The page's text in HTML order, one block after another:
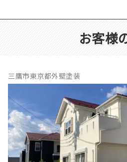
お客様
三鷹市東京都外壁塗装